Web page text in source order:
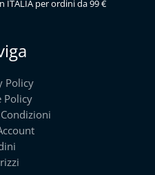
ITALIA per ordini da 99 €
Policy
Policy